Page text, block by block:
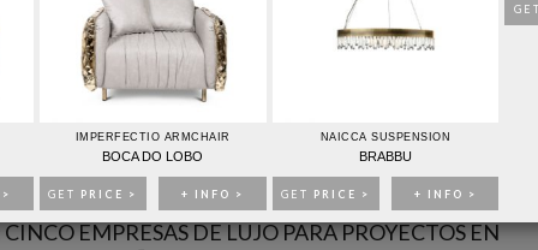
IMPERFECTIO ARMCHAIR
BOCA DO LOBO
GET PRICE > + INFO >
NAICCA SUSPENSION
BRABBU
GET PRICE > + INFO >
EMPRESAS DE LUJO PARA PROYECTOS EN